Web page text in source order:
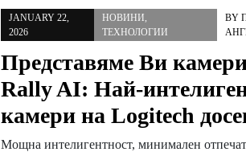
JANUARY 22,
2026
НОВИНИ,
ТЕХНОЛОГИИ
BY
Представяме Ви
Rally AI: Най-
камери на Logitech
Мощна интелигентност, минимален